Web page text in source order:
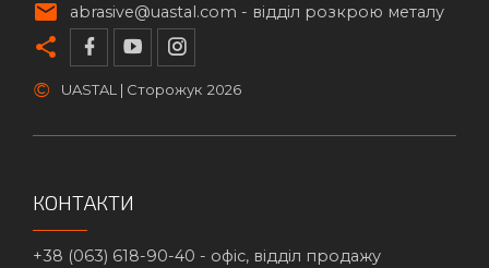
abrasive@uastal.com - відділ розкрою металу
© UASTAL | Сторожук 2026
КОНТАКТИ
+38 (063) 618-90-40 - офіс, відділ продажу